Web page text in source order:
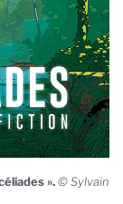
». © Sylvain